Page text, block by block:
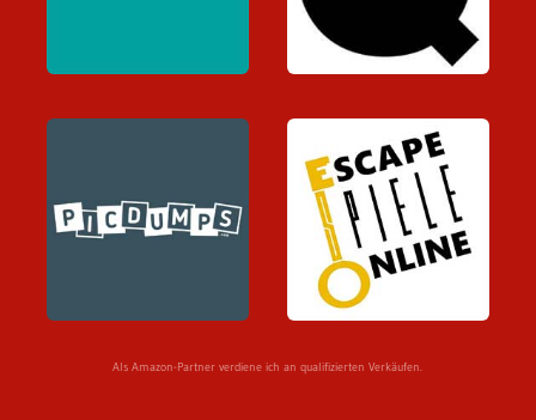
Als Amazon-Partner verdiene ich an qualifizierten Verkäufen.